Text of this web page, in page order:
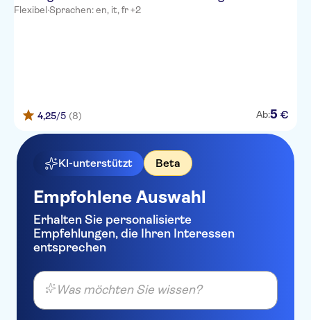
Flexibel·Sprachen: en, it, fr +2
4,25/5 (8) Ab:5 €
KI-unterstützt Beta
Empfohlene Auswahl
Erhalten Sie personalisierte
Empfehlungen, die Ihren Interessen
entsprechen
Was möchten Sie wissen?